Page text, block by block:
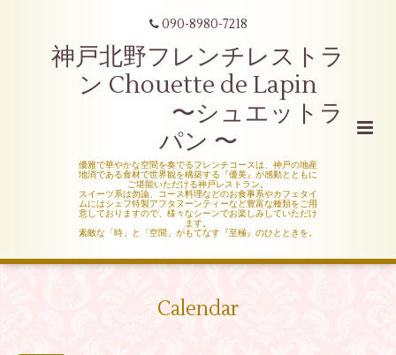
090-8980-7218
神戸北野フレンチレストラ
ン Chouette de Lapin
〜シュエットラ
パン 〜
優雅で華やかな空間を奏でるフレンチコースは、神戸の地産
地消である食材で世界観を構築する『優美』が感動とともに
ご堪能いただける神戸レストラン。
スイーツ系は勿論、コース料理などのお食事系やカフェタイ
ムにはシェフ特製アフタヌーンティーなど豊富な種類をご用
意しておりますので、様々なシーンでお楽しみしていただけ
ます。
素敵な「時」と「空間」がもてなす『至極』のひとときを。
Calendar